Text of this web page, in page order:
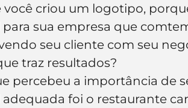
você criou um logotipo,
sua empresa que
seu cliente com seu
traz resultados?
percebeu a importância de
foi o restaurante